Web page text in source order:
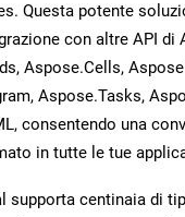
Questa potente
con altre API di
Aspose.Cells,
Aspose.Tasks,
consentendo una
in tutte le tue
supporta centinaia di